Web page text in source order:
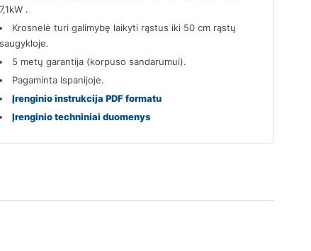
7,1kW .
Krosnelė turi galimybę laikyti rąstus iki 50 cm rąstų
saugykloje.
5 metų garantija (korpuso sandarumui).
Pagaminta Ispanijoje.
Įrenginio instrukcija PDF formatu
Įrenginio techniniai duomenys